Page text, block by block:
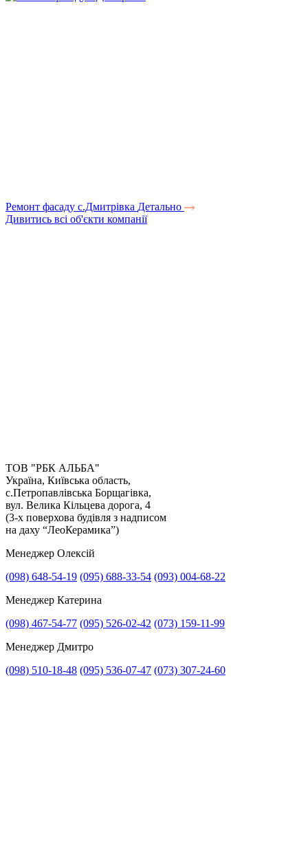
Ремонт фасаду с.Дмитрівка Детально
Дивитись всі об'єкти компанії
Отримати консультацію
ТОВ "РБК АЛЬБА"
Україна, Київська область,
с.Петропавлівська Борщагівка,
вул. Велика Кільцева дорога, 4
(3-х поверхова будівля з надписом
на даху “ЛеоКерамика”)
Менеджер Олексій
(098) 648-54-19 (095) 688-33-54 (093) 004-68-22
Менеджер Катерина
(098) 467-54-77 (095) 526-02-42 (073) 159-11-99
Менеджер Дмитро
(098) 510-18-48 (095) 536-07-47 (073) 307-24-60